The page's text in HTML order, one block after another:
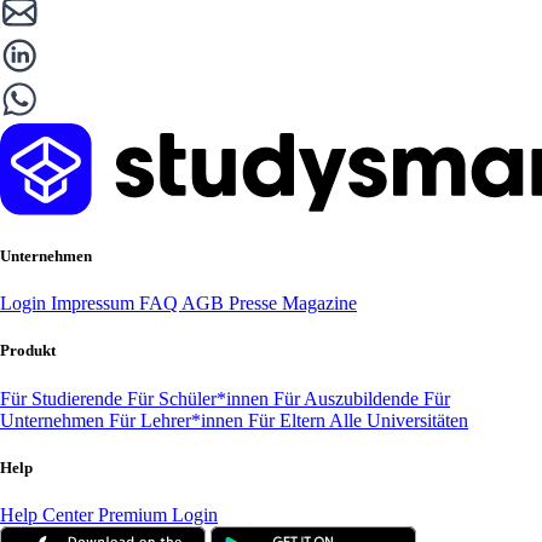
Unternehmen
Login Impressum FAQ AGB Presse Magazine
Produkt
Für Studierende Für Schüler*innen Für Auszubildende Für
Unternehmen Für Lehrer*innen Für Eltern Alle Universitäten
Help
Help CenterPremium Login